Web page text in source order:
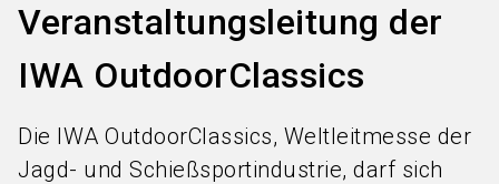
Veranstaltungsleitung der
IWA OutdoorClassics
Die IWA OutdoorClassics, Weltleitmesse der
Jagd- und Schießsportindustrie, darf sich